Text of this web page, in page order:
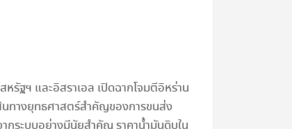
รัฐฯ และอิสราเอล เปิดฉากโจมตีอิหร่าน
นทางยุทธศาสตร์สำคัญของการขนส่ง